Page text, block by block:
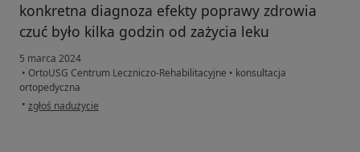
konkretna diagnoza efekty poprawy zdrowia
czuć było kilka godzin od zażycia leku
5 marca 2024
• OrtoUSG Centrum Leczniczo-Rehabilitacyjne • konsultacja
ortopedyczna
• w opinii użytkownika AŁ
zgłoś nadużycie